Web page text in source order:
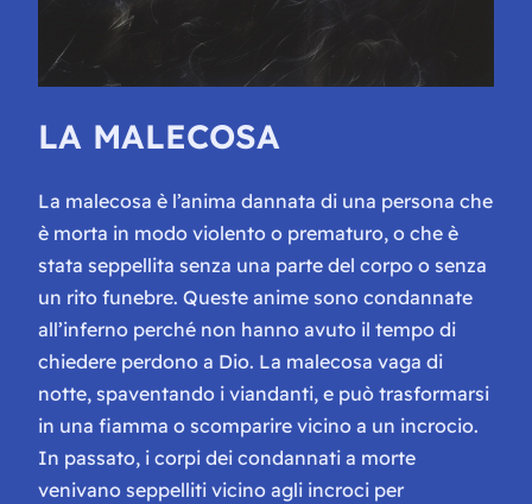
LA MALECOSA
La malecosa è l’anima dannata di una persona che
è morta in modo violento o prematuro, o che è
stata seppellita senza una parte del corpo o senza
un rito funebre. Queste anime sono condannate
all’inferno perché non hanno avuto il tempo di
chiedere perdono a Dio. La malecosa vaga di
notte, spaventando i viandanti, e può trasformarsi
in una fiamma o scomparire vicino a un incrocio.
In passato, i corpi dei condannati a morte
venivano seppelliti vicino agli incroci per